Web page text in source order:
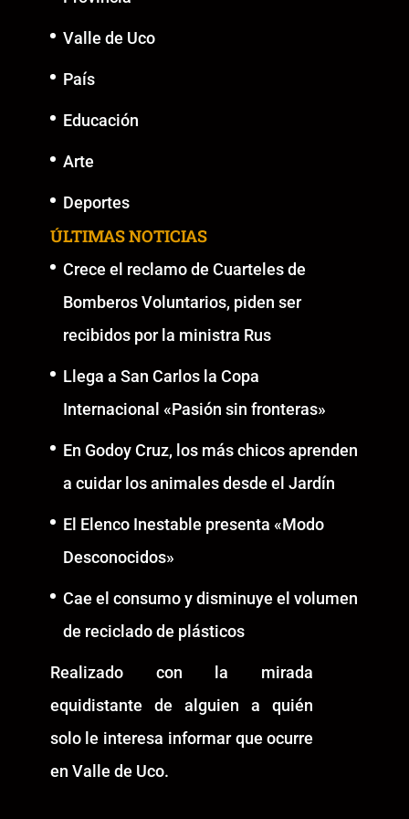
Valle de Uco
País
Educación
Arte
Deportes
ÚLTIMAS NOTICIAS
Crece el reclamo de Cuarteles de
Bomberos Voluntarios, piden ser
recibidos por la ministra Rus
Llega a San Carlos la Copa
Internacional «Pasión sin fronteras»
En Godoy Cruz, los más chicos aprenden
a cuidar los animales desde el Jardín
El Elenco Inestable presenta «Modo
Desconocidos»
Cae el consumo y disminuye el volumen
de reciclado de plásticos
Realizado con la mirada
equidistante de alguien a quién
solo le interesa informar que ocurre
en Valle de Uco.